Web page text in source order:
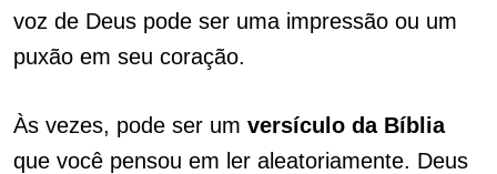
voz de Deus pode ser uma impressão ou um
puxão em seu coração.
Às vezes, pode ser um versículo da Bíblia
que você pensou em ler aleatoriamente. Deus